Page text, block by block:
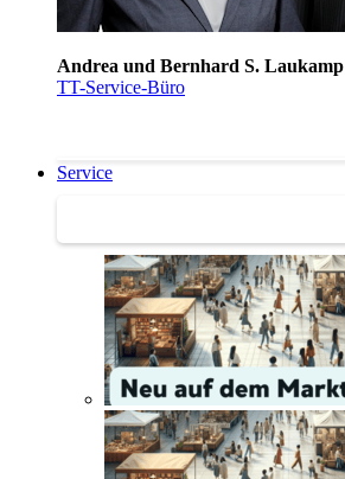
Andrea und Bernhard S. Laukamp
TT-Service-Büro
Service